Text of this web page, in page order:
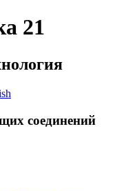
21
соединений